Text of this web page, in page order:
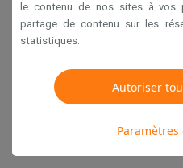
le contenu de nos sites à vos
partage de contenu sur les
statistiques.
Autoriser
Paramètres